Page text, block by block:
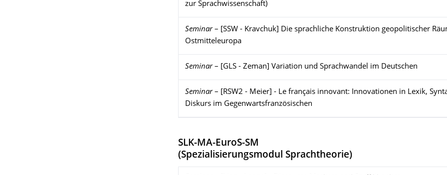
zur Sprachwissenschaft)
Seminar–
[SSW - Kravchuk] Die sprachliche Konstruktion geopolitischer
Ostmitteleuropa
Seminar– [GLS - Zeman] Variation und Sprachwandel im Deutschen
Seminar–
[RSW2 - Meier] - Le français innovant: Innovationen in Lexik,
Diskurs im Gegenwartsfranzösischen
SLK-MA-EuroS-SM
(Spezialisierungsmodul Sprachtheorie)